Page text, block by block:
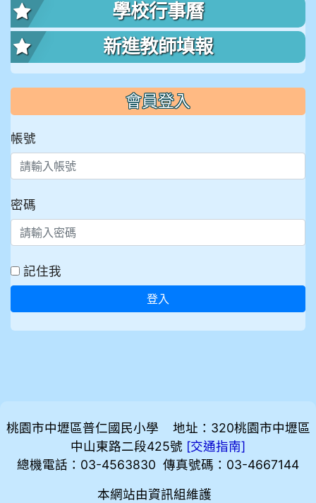
學校行事曆
新進教師填報
會員登入
帳號
密碼
記住我
登入
桃園市中壢區普仁國民小學 地址：320桃園市中壢區
中山東路二段425號 [交通指南]
總機電話：03-4563830 傳真號碼：03-4667144
本網站由資訊組維護